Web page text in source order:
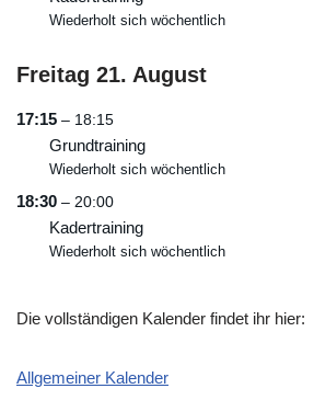
Wiederholt sich wöchentlich
Freitag 21. August
17:15 – 18:15
Grundtraining
Wiederholt sich wöchentlich
18:30 – 20:00
Kadertraining
Wiederholt sich wöchentlich
Die vollständigen Kalender findet ihr hier:
Allgemeiner Kalender